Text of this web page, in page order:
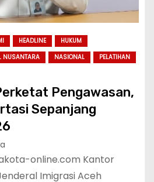
HEADLINE
HUKUM
NUSANTARA NASIONAL
PELATIHAN
Pengawasan,
Sepanjang
online.com Kantor
Imigrasi Aceh